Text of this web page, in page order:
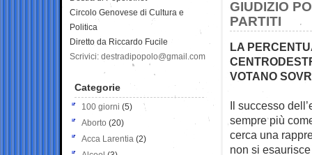
GIUDIZIO
PARTITI
LA
VOTANO
Il successo
sempre più
cerca una
non si
Circolo Genovese di Cultura e
Politica
Diretto da Riccardo Fucile
Scrivici: destradipopolo@gmail.com
Categorie
100 giorni (5)
Aborto (20)
Acca Larentia (2)